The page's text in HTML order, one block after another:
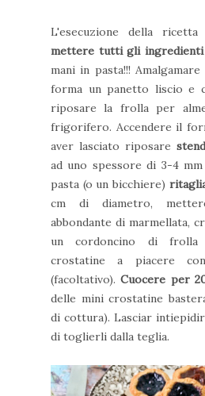
L'esecuzione della ricetta
mettere tutti gli ingredienti
mani in pasta!!!
forma un panetto liscio e
riposare la frolla per
frigorifero. Accendere il
aver lasciato riposare
ad uno spessore di 3-4
pasta (o un bicchiere)
cm di diametro,
abbondante di marmellata,
un cordoncino di
crostatine a piacere
(facoltativo).Cuocere per
delle mini crostatine
di cottura). Lasciar
di toglierli dalla teglia.